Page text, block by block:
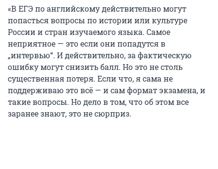
«В ЕГЭ по английскому действительно могут
попасться вопросы по истории или культуре
России и стран изучаемого языка. Самое
неприятное — это если они попадутся в
„интервью“. И действительно, за фактическую
ошибку могут снизить балл. Но это не столь
существенная потеря. Если что, я сама не
поддерживаю это всё — и сам формат экзамена, и
такие вопросы. Но дело в том, что об этом все
заранее знают, это не сюрприз.